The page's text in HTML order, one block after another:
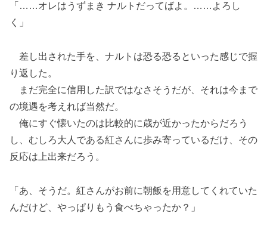
「……オレはうずまき ナルトだってばよ。……よろし
く」
差し出された手を、ナルトは恐る恐るといった感じで握
り返した。
まだ完全に信用した訳ではなさそうだが、それは今まで
の境遇を考えれば当然だ。
俺にすぐ懐いたのは比較的に歳が近かったからだろう
し、むしろ大人である紅さんに歩み寄っているだけ、その
反応は上出来だろう。
「あ、そうだ。紅さんがお前に朝飯を用意してくれていた
んだけど、やっぱりもう食べちゃったか？」